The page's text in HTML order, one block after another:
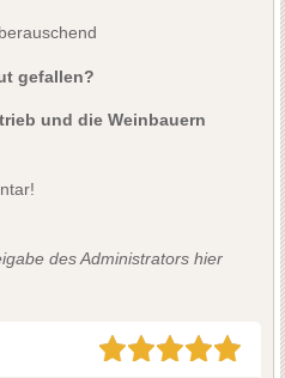
gefallen?
und die Weinbauern
des Administrators hier